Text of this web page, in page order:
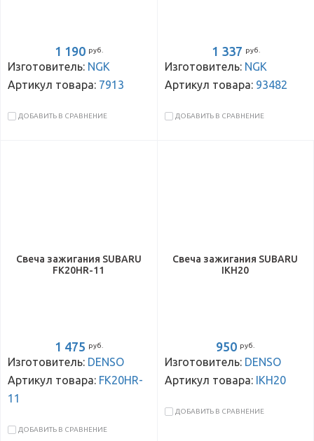
1 190 руб.
Изготовитель: NGK
Артикул товара: 7913
ДОБАВИТЬ В СРАВНЕНИЕ
1 337 руб.
Изготовитель: NGK
Артикул товара: 93482
ДОБАВИТЬ В СРАВНЕНИЕ
Свеча зажигания SUBARU
FK20HR-11
1 475 руб.
Изготовитель: DENSO
Артикул товара: FK20HR-
11
ДОБАВИТЬ В СРАВНЕНИЕ
Свеча зажигания SUBARU
IKH20
950 руб.
Изготовитель: DENSO
Артикул товара: IKH20
ДОБАВИТЬ В СРАВНЕНИЕ